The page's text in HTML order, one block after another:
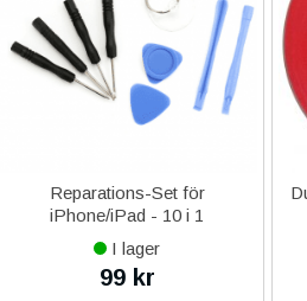
Reparations-Set för
iPhone/iPad - 10 i 1
I lager
99 kr